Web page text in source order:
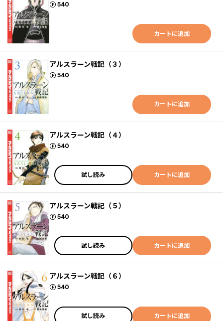
540
ポイント
カートに追加
アルスラーン戦記（３）
540
ポイント
カートに追加
アルスラーン戦記（４）
540
ポイント
試し読み カートに追加
アルスラーン戦記（５）
540
ポイント
試し読み カートに追加
アルスラーン戦記（６）
540
ポイント
試し読み カートに追加